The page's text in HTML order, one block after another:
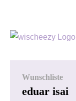
Wunschliste
eduar isai